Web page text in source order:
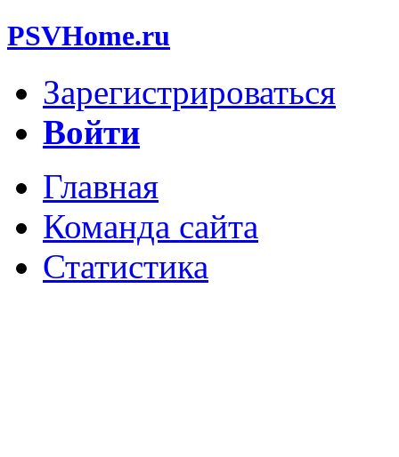
PSVHome.ru
Зарегистрироваться
Войти
Главная
Команда сайта
Статистика